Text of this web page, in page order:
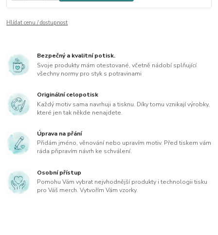
Hlídat cenu / dostupnost
Bezpečný a kvalitní potisk.
Svoje produkty mám otestované, včetně nádobí splňující
všechny normy pro styk s potravinami
Originální celopotisk
Každý motiv sama navrhuji a tisknu. Díky tomu vznikají výrobky,
které jen tak někde nenajdete.
Úprava na přání
Přidám jméno, věnování nebo upravím motiv. Před tiskem vám
ráda připravím návrh ke schválení.
Osobní přístup
Pomohu Vám vybrat nejvhodnější produkty i technologii tisku
pro Váš merch. Vytvořím Vám vzorky.